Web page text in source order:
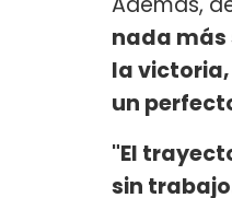
nada más
la victoria,
un
"El
sin